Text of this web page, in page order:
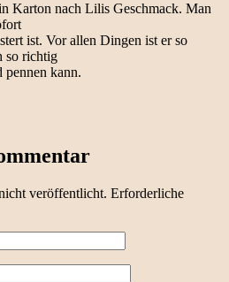
Karton nach Lilis Geschmack. Man
ist. Vor allen Dingen ist er so
so richtig
pennen kann.
veröffentlicht. Erforderliche